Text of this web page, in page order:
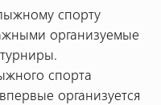
спорту
организуемые
спорта
организуется